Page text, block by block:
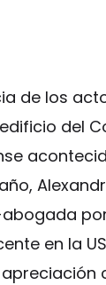
de los
del
en la